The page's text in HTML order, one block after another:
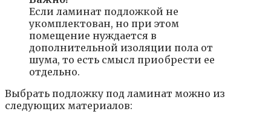
Если ламинат подложкой не
укомплектован, но при этом
помещение нуждается в
дополнительной изоляции пола от
шума, то есть смысл приобрести ее
отдельно.
Выбрать подложку под ламинат можно из
следующих материалов: